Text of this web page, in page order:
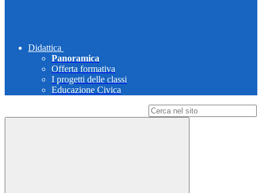
Didattica
Panoramica
Offerta formativa
I progetti delle classi
Educazione Civica